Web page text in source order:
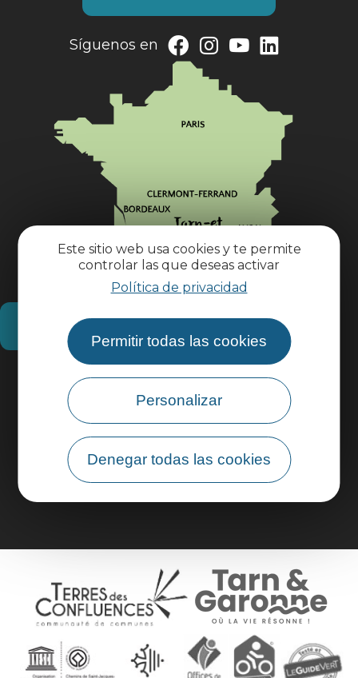
Este sitio web usa cookies y te permite
controlar las que deseas activar
Política de privacidad
Permitir todas las cookies
Personalizar
Denegar todas las cookies
Síguenos en
¿Cómo llegar?
Información práctica
Área profesional